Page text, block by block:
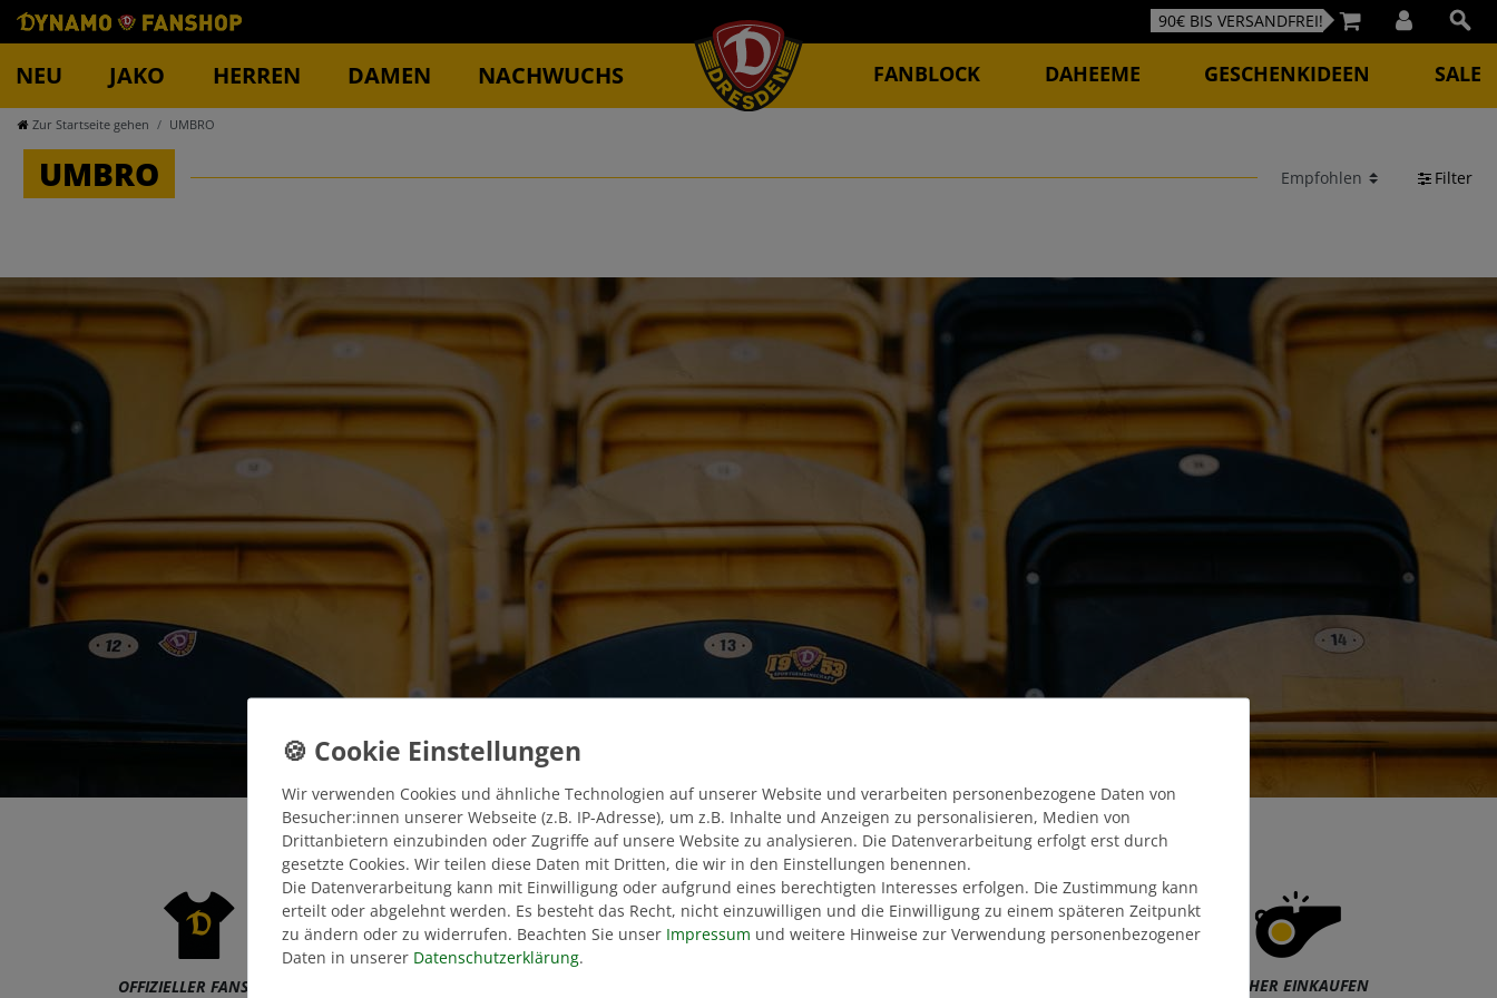
90€ BIS VERSANDFREI!
NEU JAKO HERREN DAMEN NACHWUCHS FANBLOCK DAHEEME GESCHENKIDEEN SALE
Zur Startseite gehen UMBRO
UMBRO Filter
OFFIZIELLER FANSHOP
SICHER EINKAUFEN
Wir verwenden Cookies und ähnliche Technologien auf unserer Website und verarbeiten personenbezogene Daten von
Besucher:innen unserer Webseite (z.B. IP-Adresse), um z.B. Inhalte und Anzeigen zu personalisieren, Medien von
Drittanbietern einzubinden oder Zugriffe auf unsere Website zu analysieren. Die Datenverarbeitung erfolgt erst durch
gesetzte Cookies. Wir teilen diese Daten mit Dritten, die wir in den Einstellungen benennen.
Die Datenverarbeitung kann mit Einwilligung oder aufgrund eines berechtigten Interesses erfolgen. Die Zustimmung kann
erteilt oder abgelehnt werden. Es besteht das Recht, nicht einzuwilligen und die Einwilligung zu einem späteren Zeitpunkt
zu ändern oder zu widerrufen. Beachten Sie unser Impressum und weitere Hinweise zur Verwendung personenbezogener
Daten in unserer Daten­schutz­erklärung.